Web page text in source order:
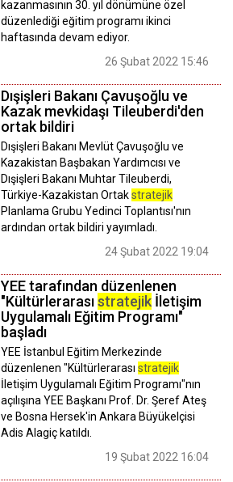
kazanmasının 30. yıl dönümüne özel
düzenlediği eğitim programı ikinci
haftasında devam ediyor.
26 Şubat 2022 15:46
Dışişleri Bakanı Çavuşoğlu ve
Kazak mevkidaşı Tileuberdi'den
ortak bildiri
Dışişleri Bakanı Mevlüt Çavuşoğlu ve
Kazakistan Başbakan Yardımcısı ve
Dışişleri Bakanı Muhtar Tileuberdi,
Türkiye-Kazakistan Ortakstratejik
Planlama Grubu Yedinci Toplantısı'nın
ardından ortak bildiri yayımladı.
24 Şubat 2022 19:04
YEE tarafından düzenlenen
"Kültürlerarasıstratejik İletişim
Uygulamalı Eğitim Programı"
başladı
YEE İstanbul Eğitim Merkezinde
düzenlenen "Kültürlerarası stratejik
İletişim Uygulamalı Eğitim Programı"nın
açılışına YEE Başkanı Prof. Dr. Şeref Ateş
ve Bosna Hersek'in Ankara Büyükelçisi
Adis Alagiç katıldı.
19 Şubat 2022 16:04